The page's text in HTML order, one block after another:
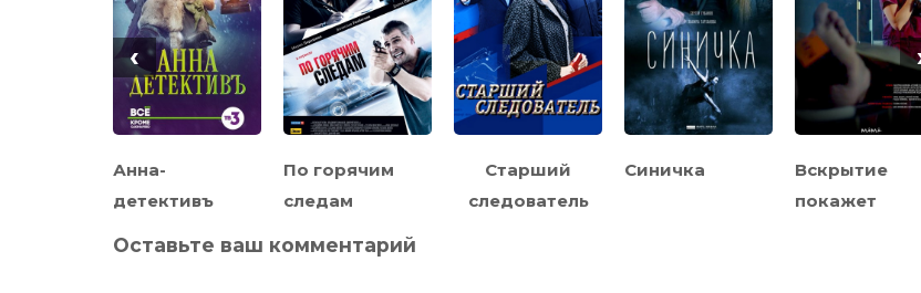
Анна-
детективъ
По горячим
следам
Старший
следователь
Синичка
Вскрытие
покажет
‹
Оставьте ваш комментарий